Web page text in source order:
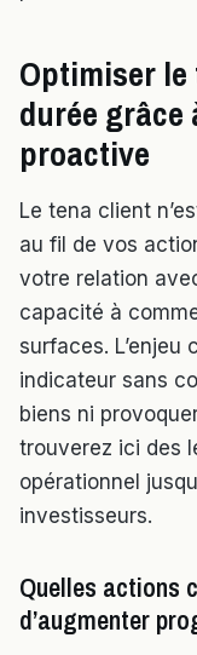
Optimiser
durée
proactive
Le tena client
au fil de vos
votre relation
capacité à
surfaces. L’enjeu
indicateur sans
biens ni
trouverez ici des
opérationnel
investisseurs.
Quelles actions
d’augmenter